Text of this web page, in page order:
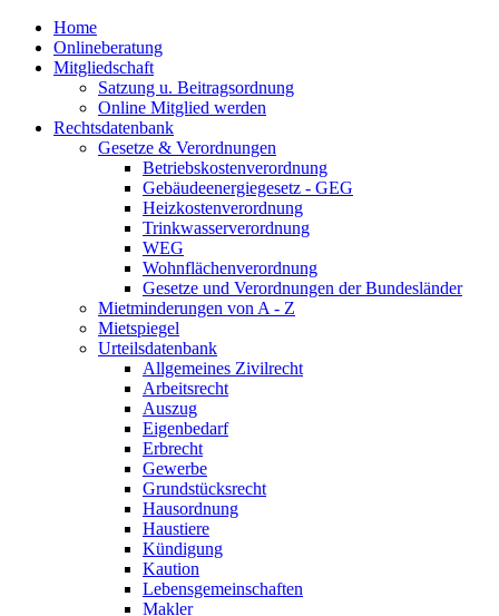
Home
Onlineberatung
Mitgliedschaft
Satzung u. Beitragsordnung
Online Mitglied werden
Rechtsdatenbank
Gesetze & Verordnungen
Betriebskostenverordnung
Gebäudeenergiegesetz - GEG
Heizkostenverordnung
Trinkwasserverordnung
WEG
Wohnflächenverordnung
Gesetze und Verordnungen der Bundesländer
Mietminderungen von A - Z
Mietspiegel
Urteilsdatenbank
Allgemeines Zivilrecht
Arbeitsrecht
Auszug
Eigenbedarf
Erbrecht
Gewerbe
Grundstücksrecht
Hausordnung
Haustiere
Kündigung
Kaution
Lebensgemeinschaften
Makler